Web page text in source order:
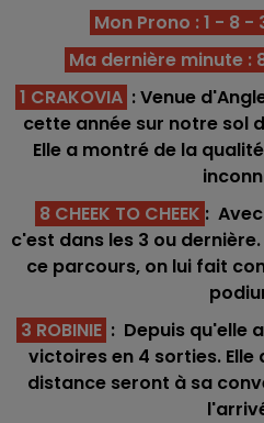
Mon Prono : 1 - 8 -
Ma dernière minute : 8
1 CRAKOVIA : Venue
cette année sur notre sol
Elle a montré de la
8 CHEEK TO CHEEK :
c'est dans les 3 ou
ce parcours, on lui fait
3 ROBINIE : Depuis qu'elle
victoires en 4 sorties.
distance seront à sa